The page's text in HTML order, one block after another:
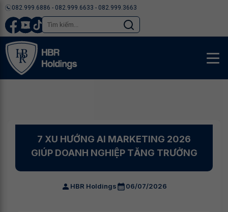
082.999.6886 - 082.999.6633 - 082.999.3663
7 XU HƯỚNG AI MARKETING 2026
GIÚP DOANH NGHIỆP TĂNG TRƯỞNG
HBR Holdings 06/07/2026